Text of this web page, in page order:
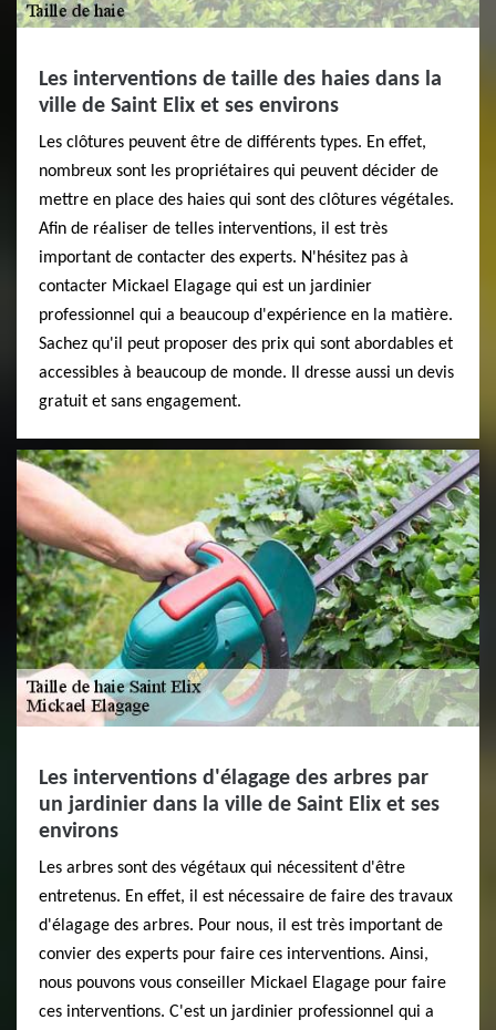
Les interventions de taille des haies dans la
ville de Saint Elix et ses environs
Les clôtures peuvent être de différents types. En effet,
nombreux sont les propriétaires qui peuvent décider de
mettre en place des haies qui sont des clôtures végétales.
Afin de réaliser de telles interventions, il est très
important de contacter des experts. N'hésitez pas à
contacter Mickael Elagage qui est un jardinier
professionnel qui a beaucoup d'expérience en la matière.
Sachez qu'il peut proposer des prix qui sont abordables et
accessibles à beaucoup de monde. Il dresse aussi un devis
gratuit et sans engagement.
Les interventions d'élagage des arbres par
un jardinier dans la ville de Saint Elix et ses
environs
Les arbres sont des végétaux qui nécessitent d'être
entretenus. En effet, il est nécessaire de faire des travaux
d'élagage des arbres. Pour nous, il est très important de
convier des experts pour faire ces interventions. Ainsi,
nous pouvons vous conseiller Mickael Elagage pour faire
ces interventions. C'est un jardinier professionnel qui a